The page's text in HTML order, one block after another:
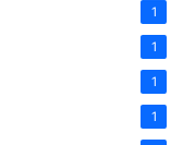
1
1
1
1